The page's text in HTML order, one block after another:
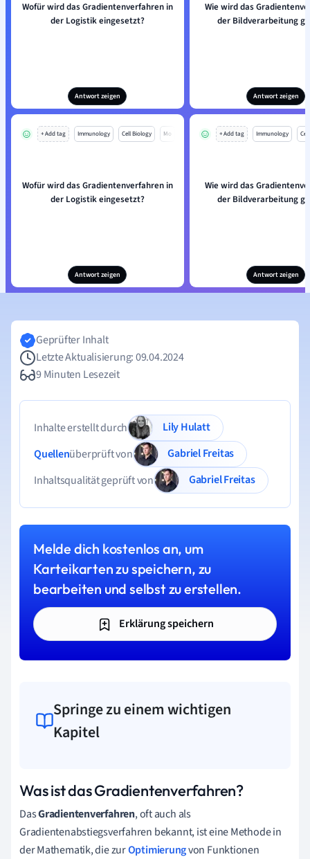
Wofür wird das Gradientenverfahren in
der Logistik eingesetzt?
Antwort zeigen
Wie wird das
der Bildverarbeitung
Antwort zeigen
+ Add tag Immunology Cell Biology Mo
Wofür wird das Gradientenverfahren in
der Logistik eingesetzt?
Antwort zeigen
+ Add tag Immunology
Wie wird das
der Bildverarbeitung
Antwort zeigen
Geprüfter Inhalt
Letzte Aktualisierung: 09.04.2024
9 Minuten Lesezeit
Inhalte erstellt durch
Lily Hulatt
Quellenüberprüft von
Gabriel Freitas
Inhaltsqualität geprüft von
Gabriel Freitas
Melde dich kostenlos an, um
Karteikarten zu speichern, zu
bearbeiten und selbst zu erstellen.
Erklärung speichern
Springe zu einem wichtigen
Kapitel
Was ist das Gradientenverfahren?
DasGradientenverfahren, oft auch als
Gradientenabstiegsverfahren bekannt, ist eine Methode in
der Mathematik, die zurOptimierungvon Funktionen